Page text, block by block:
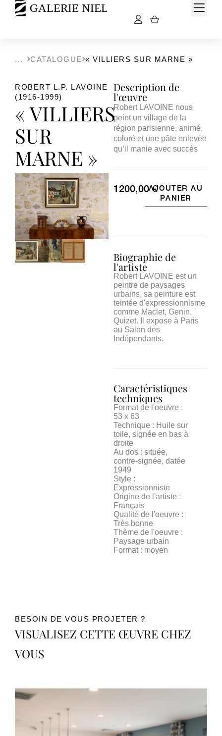
CATALOGUE « VILLIERS SUR MARNE »
ROBERT L.P. LAVOINE
(1916-1999)
« VILLIERS
SUR
MARNE »
Description de
l'œuvre
Robert LAVOINE nous
peint un village de la
région parisienne, animé,
coloré et une pâte enlevée
qu’il manie avec succès
1200,00€
AJOUTER AU
PANIER
Biographie de
l'artiste
Robert LAVOINE est un
peintre de paysages
urbains, sa peinture est
teintée d'expressionnisme
comme Maclet, Genin,
Quizet. Il expose à Paris
au Salon des
Indépendants.
Caractéristiques
techniques
Format de l'oeuvre :
53 x 63
Technique : Huile sur
toile, signée en bas à
droite
Au dos : située,
contre-signée, datée
1949
Style :
Expressionniste
Origine de l'artiste :
Français
Qualité de l'oeuvre :
Très bonne
Thème de l'oeuvre :
Paysage urbain
Format : moyen
BESOIN DE VOUS PROJETER ?
VISUALISEZ CETTE ŒUVRE CHEZ
VOUS